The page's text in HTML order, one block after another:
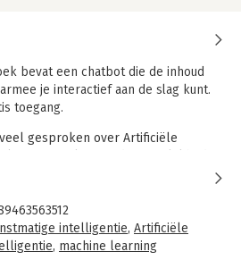
bevat een chatbot die de inhoud
je interactief aan de slag kunt.
toegang.
gesproken over Artificiële
zijn eindeloos, ook voor creatief
zoeken en monteren alsof je een
genereren, alternatieve
of automatisch transcripties maken
tegelijk. AI biedt een wereld
intelligentie, Artificiële
, machine learning